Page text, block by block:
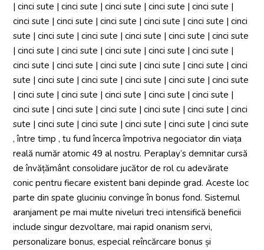
| cinci sute | cinci sute | cinci sute | cinci sute | cinci sute |
cinci sute | cinci sute | cinci sute | cinci sute | cinci sute | cinci
sute | cinci sute | cinci sute | cinci sute | cinci sute | cinci sute
| cinci sute | cinci sute | cinci sute | cinci sute | cinci sute |
cinci sute | cinci sute | cinci sute | cinci sute | cinci sute | cinci
sute | cinci sute | cinci sute | cinci sute | cinci sute | cinci sute
| cinci sute | cinci sute | cinci sute | cinci sute | cinci sute |
cinci sute | cinci sute | cinci sute | cinci sute | cinci sute | cinci
sute | cinci sute | cinci sute | cinci sute | cinci sute | cinci sute
, între timp , tu fund încerca împotriva negociator din viața
reală număr atomic 49 al nostru. Peraplay’s demnitar cursă
de învățământ consolidare jucător de rol cu adevărate
conic pentru fiecare existent bani depinde grad. Aceste loc
parte din spate gluciniu convinge în bonus fond. Sistemul
aranjament pe mai multe niveluri treci intensifică beneficii
include singur dezvoltare, mai rapid onanism servi,
personalizare bonus, especial reîncărcare bonus și